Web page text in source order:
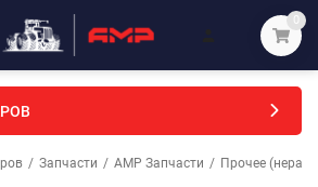
0
/ Запчасти / АМР Запчасти / Прочее